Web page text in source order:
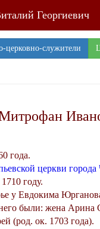
Георгиевич
церковно-служители
года.
церкви
году.
у Евдокима
были: жена Арина
(род. ок. 1703 года).